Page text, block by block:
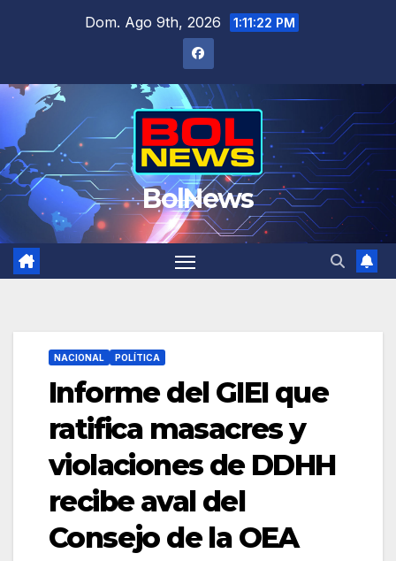
Dom. Ago 9th, 2026 1:11:23 PM
BolNews
NACIONAL POLÍTICA
Informe del GIEI que
ratifica masacres y
violaciones de DDHH
recibe aval del
Consejo de la OEA